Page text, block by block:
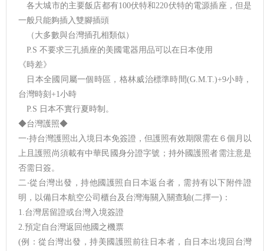
各大城市的主要飯店都有100伏特和220伏特的電源插座，但是
一般只能夠插入雙腳插頭
（大多數與台灣插孔相類似）
P.S 不要求三孔插座的美國電器用品可以在日本使用
《時差》
日本全國同屬一個時區，格林威治標準時間(G.M.T.)+9小時，
台灣時刻+1小時
P.S 日本不實行夏時制。
◆台灣護照◆
一‧持台灣護照出入境日本免簽證，但護照有效期限需在６個月以
上且護照尚須載有中華民國身分證字號；持外國護照者需注意是
否需日簽。
二‧從台灣出發，持他國護照自日本返台者，需持有以下附件證
明，以備日本航空公司櫃台及台灣海關入關查驗(二擇一)：
1.台灣居留證或台灣入境簽證
2.預定自台灣返回他國之機票
(例：從台灣出發，持美國護照前往日本者，自日本出境回台灣